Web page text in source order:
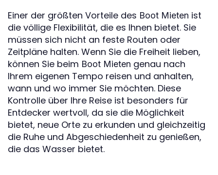
Einer der größten Vorteile des Boot Mieten ist
die völlige Flexibilität, die es Ihnen bietet. Sie
müssen sich nicht an feste Routen oder
Zeitpläne halten. Wenn Sie die Freiheit lieben,
können Sie beim Boot Mieten genau nach
Ihrem eigenen Tempo reisen und anhalten,
wann und wo immer Sie möchten. Diese
Kontrolle über Ihre Reise ist besonders für
Entdecker wertvoll, da sie die Möglichkeit
bietet, neue Orte zu erkunden und gleichzeitig
die Ruhe und Abgeschiedenheit zu genießen,
die das Wasser bietet.